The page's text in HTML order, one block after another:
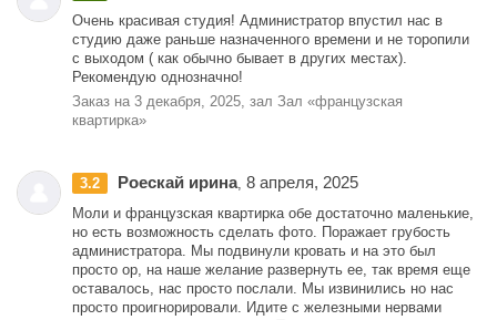
Очень красивая студия! Администратор впустил нас в
студию даже раньше назначенного времени и не торопили
с выходом ( как обычно бывает в других местах).
Рекомендую однозначно!
Заказ на 3 декабря, 2025, зал Зал «французская
квартирка»
3.2 Роескай ирина, 8 апреля, 2025
Моли и французская квартирка обе достаточно маленькие,
но есть возможность сделать фото. Поражает грубость
администратора. Мы подвинули кровать и на это был
просто ор, на наше желание развернуть ее, так время еще
оставалось, нас просто послали. Мы извинились но нас
просто проигнорировали. Идите с железными нервами